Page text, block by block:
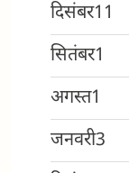
दिसंबर11
सितंबर1
अगस्त1
जनवरी3